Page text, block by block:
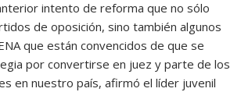
intento de reforma que no sólo
de oposición, sino también algunos
que están convencidos de que se
por convertirse en juez y parte de los
en nuestro país, afirmó el líder juvenil